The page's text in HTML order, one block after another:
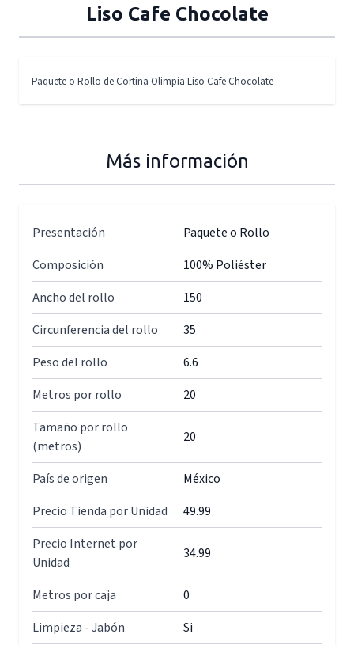
Liso Cafe Chocolate
Paquete o Rollo de Cortina Olimpia Liso Cafe Chocolate
Más información
Presentación
Paquete o Rollo
Composición
100% Poliéster
Ancho del rollo
150
Circunferencia del rollo
35
Peso del rollo
6.6
Metros por rollo
20
Tamaño por rollo
(metros)
20
País de origen
México
Precio Tienda por Unidad
49.99
Precio Internet por
Unidad
34.99
Metros por caja
0
Limpieza - Jabón
Si